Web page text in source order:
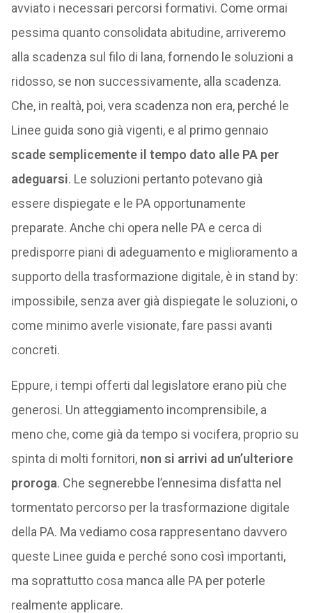
avviato i necessari percorsi formativi. Come ormai
pessima quanto consolidata abitudine, arriveremo
alla scadenza sul filo di lana, fornendo le soluzioni a
ridosso, se non successivamente, alla scadenza.
Che, in realtà, poi, vera scadenza non era, perché le
Linee guida sono già vigenti, e al primo gennaio
scade semplicemente il tempo dato alle PA per
adeguarsi. Le soluzioni pertanto potevano già
essere dispiegate e le PA opportunamente
preparate. Anche chi opera nelle PA e cerca di
predisporre piani di adeguamento e miglioramento a
supporto della trasformazione digitale, è in stand by:
impossibile, senza aver già dispiegate le soluzioni, o
come minimo averle visionate, fare passi avanti
concreti.
Eppure, i tempi offerti dal legislatore erano più che
generosi. Un atteggiamento incomprensibile, a
meno che, come già da tempo si vocifera, proprio su
spinta di molti fornitori, non si arrivi ad un’ulteriore
proroga. Che segnerebbe l’ennesima disfatta nel
tormentato percorso per la trasformazione digitale
della PA. Ma vediamo cosa rappresentano davvero
queste Linee guida e perché sono così importanti,
ma soprattutto cosa manca alle PA per poterle
realmente applicare.